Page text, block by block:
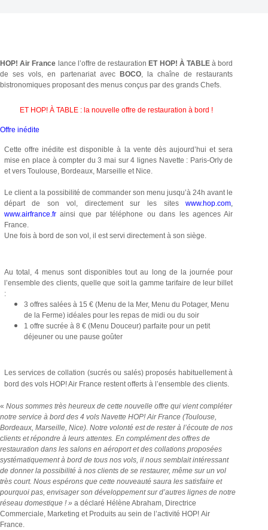
HOP! Air France lance l’offre de restauration ET HOP! À TABLE à bord
de ses vols, en partenariat avec
BOCO, la chaîne de restaurants
bistronomiques proposant des menus conçus par des grands Chefs.
ET HOP! À TABLE : la nouvelle offre de restauration à bord !
Offre inédite
Cette offre inédite est disponible à la vente dès aujourd’hui et sera
mise en place à compter du 3 mai sur 4 lignes Navette : Paris-Orly de
et vers Toulouse, Bordeaux, Marseille et Nice.
Le client a la possibilité de commander son menu jusqu’à 24h avant le
départ de son vol, directement sur les siteswww.hop.com,
www.airfrance.frainsi que par téléphone ou dans les agences Air
France.
Une fois à bord de son vol, il est servi directement à son siège.
Au total, 4 menus sont disponibles tout au long de la journée pour
l’ensemble des clients, quelle que soit la gamme tarifaire de leur billet
:
3 offres salées à 15 € (Menu de la Mer, Menu du Potager, Menu
de la Ferme) idéales pour les repas de midi ou du soir
1 offre sucrée à 8 € (Menu Douceur) parfaite pour un petit
déjeuner ou une pause goûter
Les services de collation (sucrés ou salés) proposés habituellement à
bord des vols HOP! Air France restent offerts à l’ensemble des clients.
« Nous sommes très heureux de cette nouvelle offre qui vient compléter
notre service à bord des 4 vols Navette HOP! Air France (Toulouse,
Bordeaux, Marseille, Nice). Notre volonté est de rester à l’écoute de nos
clients et répondre à leurs attentes. En complément des offres de
restauration dans les salons en aéroport et des collations proposées
systématiquement à bord de tous nos vols, il nous semblait intéressant
de donner la possibilité à nos clients de se restaurer, même sur un vol
très court. Nous espérons que cette nouveauté saura les satisfaire et
pourquoi pas, envisager son développement sur d’autres lignes de notre
réseau domestique ! » a déclaré Hélène Abraham, Directrice
Commerciale, Marketing et Produits au sein de l’activité HOP! Air
France.